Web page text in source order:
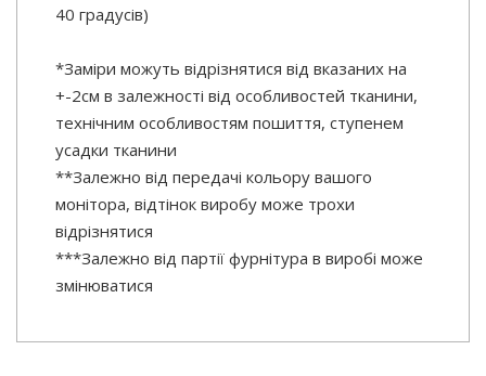
40 градусів)
*Заміри можуть відрізнятися від вказаних на
+-2см в залежності від особливостей тканини,
технічним особливостям пошиття, ступенем
усадки тканини
**Залежно від передачі кольору вашого
монітора, відтінок виробу може трохи
відрізнятися
***Залежно від партії фурнітура в виробі може
змінюватися